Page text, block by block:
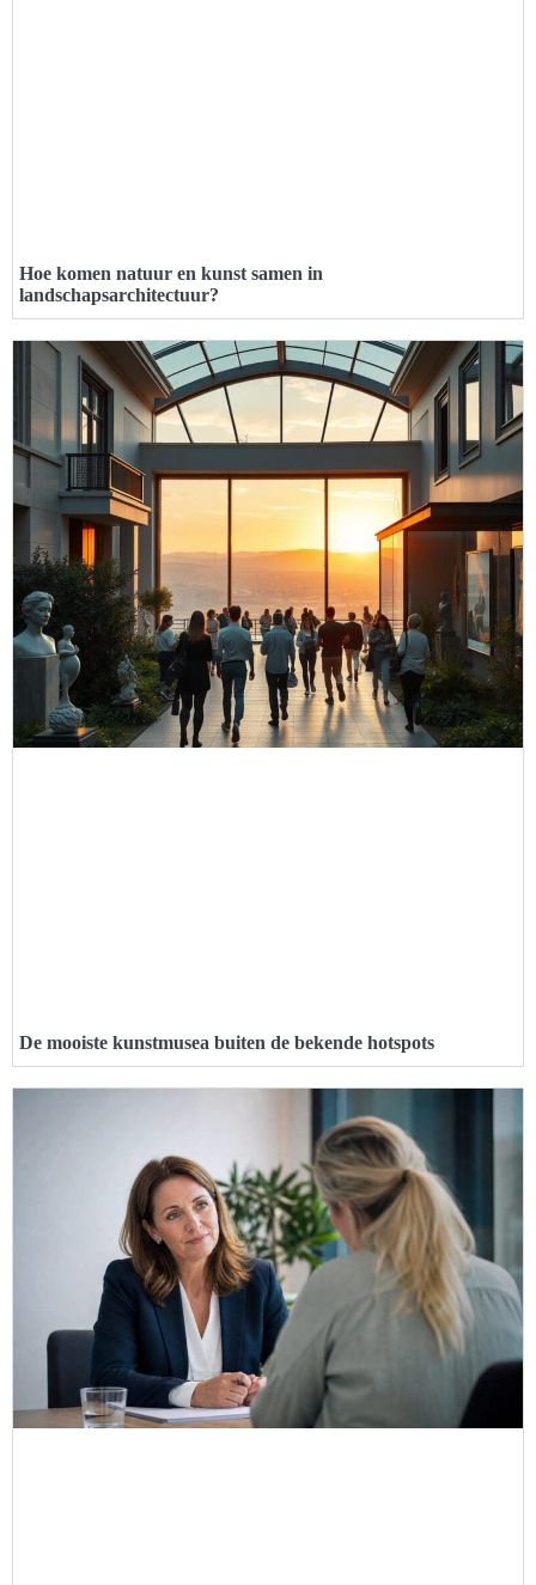
Hoe komen natuur en kunst samen in
landschapsarchitectuur?
De mooiste kunstmusea buiten de bekende hotspots